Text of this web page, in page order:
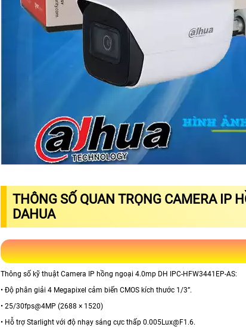
THÔNG SỐ QUAN TRỌNG CAMERA IP
DAHUA
Thông số kỹ thuật Camera IP hồng ngoại 4.0mp DH IPC-HFW3441EP-AS:
• Độ phân giải 4 Megapixel cảm biến CMOS kích thước 1/3”.
• 25/30fps@4MP (2688 × 1520)
• Hỗ trợ Starlight với độ nhạy sáng cực thấp 0.005Lux@F1.6.